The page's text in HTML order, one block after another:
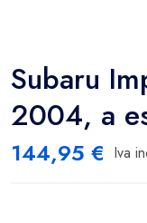
Subaru
2004, a
144,95 € Iva